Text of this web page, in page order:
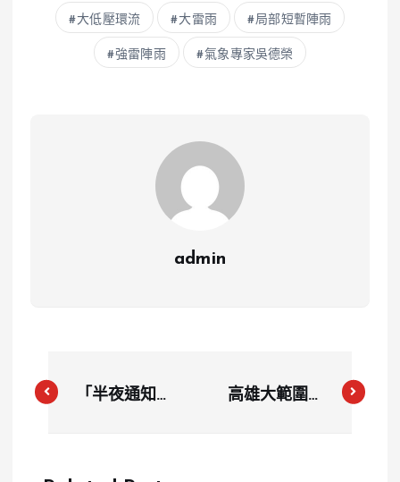
大低壓環流 大雷雨 局部短暫陣雨
強雷陣雨 氣象專家吳德榮
admin
「半夜通知取
高雄大範圍煙